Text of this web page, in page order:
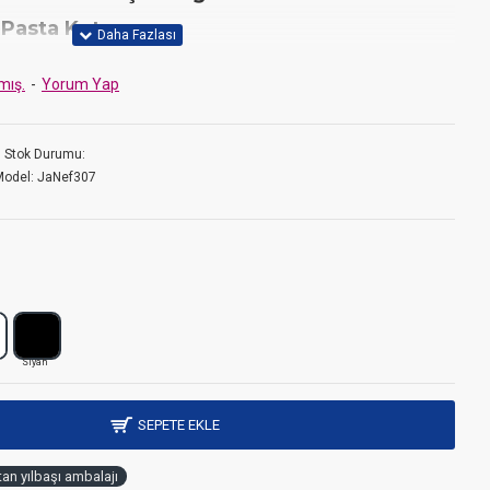
Kutusu
unutulmaz kılın.
içeriği gösteren
butik pasta, çikolata ve yılbaşı hediyelikleri için mükemmeldir.
- Yorum Yap
Stok Durumu:
JaNef307
Siyah
SEPETE EKLE
yılbaşı ambalajı